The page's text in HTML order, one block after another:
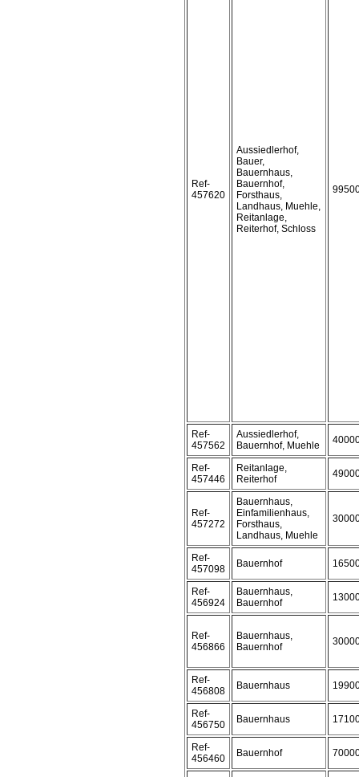
Ref-
457620
Aussiedlerhof,
Bauer,
Bauernhaus,
Bauernhof,
Forsthaus,
Landhaus, Muehle,
Reitanlage,
Reiterhof, Schloss
Ref-
457562
Aussiedlerhof,
Bauernhof, Muehle
Ref-
457446
Reitanlage,
Reiterhof
Ref-
457272
Bauernhaus,
Einfamilienhaus,
Forsthaus,
Landhaus, Muehle
Ref-
457098
Bauernhof
Ref-
456924
Bauernhaus,
Bauernhof
Ref-
456866
Bauernhaus,
Bauernhof
Ref-
456808
Bauernhaus
Ref-
456750
Bauernhaus
Ref-
456460
Bauernhof